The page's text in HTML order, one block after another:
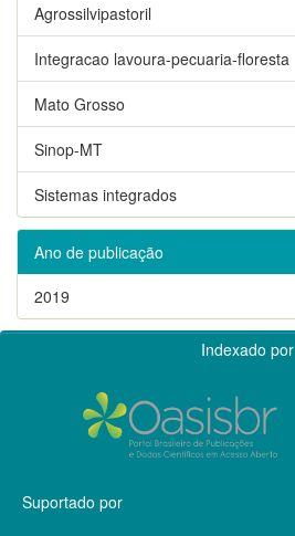
Agrossilvipastoril
Integracao lavoura-pecuaria-floresta
Mato Grosso
Sinop-MT
Sistemas integrados
Ano de publicação
2019
Indexado por
Suportado por